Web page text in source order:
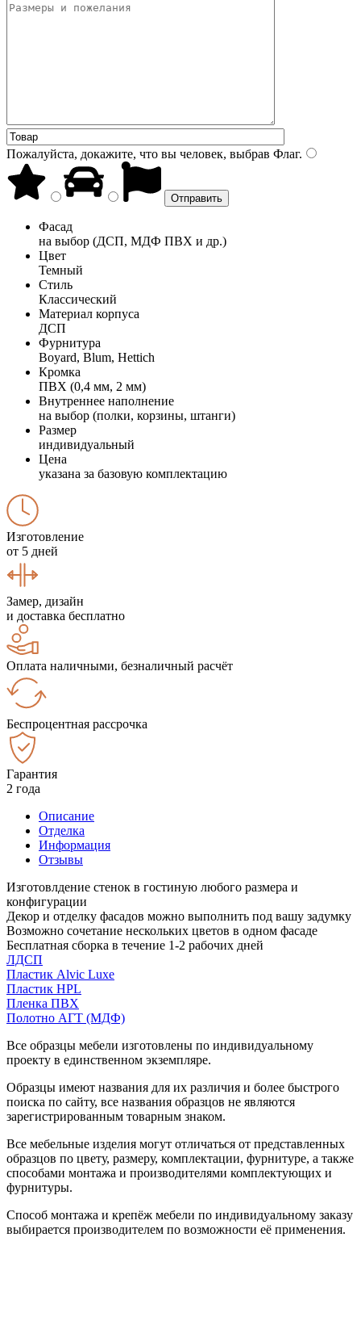
Пожалуйста, докажите, что вы человек, выбрав Флаг.
Фасад
на выбор (ДСП, МДФ ПВХ и др.)
Цвет
Темный
Стиль
Классический
Материал корпуса
ДСП
Фурнитура
Boyard, Blum, Hettich
Кромка
ПВХ (0,4 мм, 2 мм)
Внутреннее наполнение
на выбор (полки, корзины, штанги)
Размер
индивидуальный
Цена
указана за базовую комплектацию
Изготовление
от 5 дней
Замер, дизайн
и доставка бесплатно
Оплата наличными, безналичный расчёт
Беспроцентная рассрочка
Гарантия
2 года
Описание
Отделка
Информация
Отзывы
Изготовлдение стенок в гостиную любого размера и
конфигурации
Декор и отделку фасадов можно выполнить под вашу задумку
Возможно сочетание нескольких цветов в одном фасаде
Бесплатная сборка в течение 1-2 рабочих дней
ЛДСП
Пластик Alvic Luxe
Пластик HPL
Пленка ПВХ
Полотно АГТ (МДФ)
Все образцы мебели изготовлены по индивидуальному
проекту в единственном экземпляре.
Образцы имеют названия для их различия и более быстрого
поиска по сайту, все названия образцов не являются
зарегистрированным товарным знаком.
Все мебельные изделия могут отличаться от представленных
образцов по цвету, размеру, комплектации, фурнитуре, а также
способами монтажа и производителями комплектующих и
фурнитуры.
Способ монтажа и крепёж мебели по индивидуальному заказу
выбирается производителем по возможности её применения.